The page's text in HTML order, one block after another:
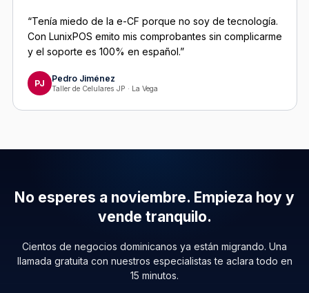
“Tenía miedo de la e-CF porque no soy de tecnología.
Con LunixPOS emito mis comprobantes sin complicarme
y el soporte es 100% en español.”
PJ Pedro Jiménez
Taller de Celulares JP · La Vega
No esperes a noviembre. Empieza hoy y
vende tranquilo.
Cientos de negocios dominicanos ya están migrando. Una
llamada gratuita con nuestros especialistas te aclara todo en
15 minutos.